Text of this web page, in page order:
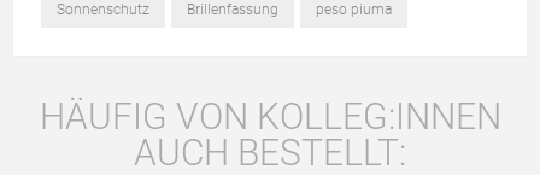
Sonnenschutz Brillenfassung peso piuma
HÄUFIG VON KOLLEG:INNEN
AUCH BESTELLT: